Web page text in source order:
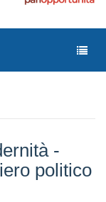
-
politico